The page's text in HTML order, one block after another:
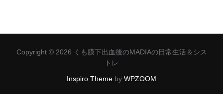
Copyright © 2026 くも膜下出血後のMADIAの日常生活＆シス
トレ
Inspiro Theme by WPZOOM